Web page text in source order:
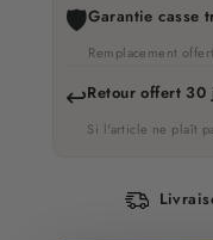
🛡️Garantie casse
Remplacement offert
↩️Retour offert 30
Si l'article ne plaît